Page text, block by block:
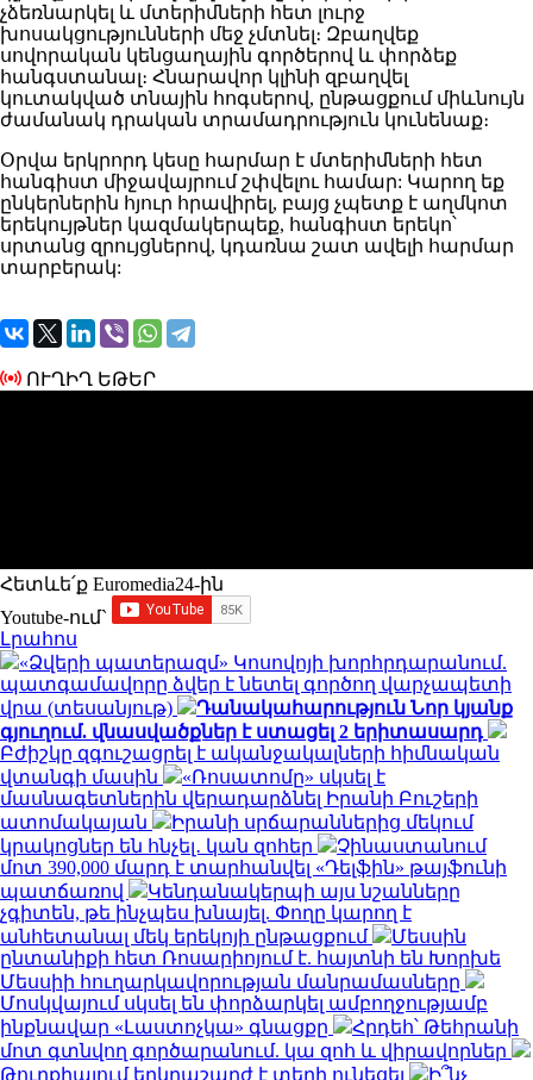
չձեռնարկել և մտերիմների հետ լուրջ
խոսակցությունների մեջ չմտնել։ Զբաղվեք
սովորական կենցաղային գործերով և փորձեք
հանգստանալ։ Հնարավոր կլինի զբաղվել
կուտակված տնային հոգսերով, ընթացքում միևնույն
ժամանակ դրական տրամադրություն կունենաք։
Օրվա երկրորդ կեսը հարմար է մտերիմների հետ
հանգիստ միջավայրում շփվելու համար: Կարող եք
ընկերներին հյուր հրավիրել, բայց չպետք է աղմկոտ
երեկույթներ կազմակերպեք, հանգիստ երեկո՝
սրտանց զրույցներով, կդառնա շատ ավելի հարմար
տարբերակ:
ՈՒՂԻՂ ԵԹԵՐ
Հետևե՛ք Euromedia24-ին
Youtube-ում`
Լրահոս
«Ձվերի պատերազմ» Կոսովոյի խորհրդարանում.
պատգամավորը ձվեր է նետել գործող վարչապետի
վրա (տեսանյութ)
Դանակահարություն Նոր կյանք
գյուղում. վնասվածքներ է ստացել 2 երիտասարդ
Բժիշկը զգուշացրել է ականջակալների հիմնական
վտանգի մասին
«Ռոսատոմը» սկսել է
մասնագետներին վերադարձնել Իրանի Բուշերի
ատոմակայան
Իրանի սրճարաններից մեկում
կրակոցներ են հնչել․ կան զոհեր
Չինաստանում
մոտ 390,000 մարդ է տարհանվել «Դելֆին» թայֆունի
պատճառով
Կենդանակերպի այս նշանները
չգիտեն, թե ինչպես խնայել. Փողը կարող է
անհետանալ մեկ երեկոյի ընթացքում
Մեսսին
ընտանիքի հետ Ռոսարիոյում է. հայտնի են Խորխե
Մեսսիի հուղարկավորության մանրամասները
Մոսկվայում սկսել են փորձարկել ամբողջությամբ
ինքնավար «Լաստոչկա» գնացքը
Հրդեհ՝ Թեհրանի
մոտ գտնվող գործարանում. կա զոհ և վիրավորներ
Թուրքիայում երկրաշարժ է տեղի ունեցել
Ի՞նչ